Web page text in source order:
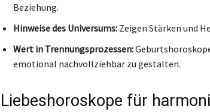
Beziehung.
Hinweise des Universums:Zeigen Stärken und
Wert in Trennungsprozessen:
emotional nachvollziehbar zu gestalten.
Liebeshoroskope für